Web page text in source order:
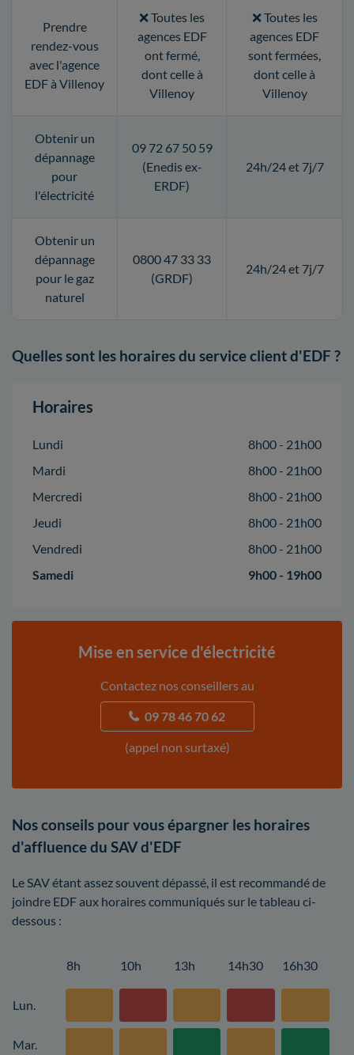
Prendre
rendez-vous
avec l'agence
EDF à Villenoy
❌ Toutes les
agences EDF
ont fermé,
dont celle à
Villenoy
❌ Toutes les
agences EDF
sont fermées,
dont celle à
Villenoy
Obtenir un
dépannage
pour
l'électricité
09 72 67 50 59
(Enedis ex-
ERDF)
24h/24 et 7j/7
Obtenir un
dépannage
pour le gaz
naturel
0800 47 33 33
(GRDF)
24h/24 et 7j/7
Quelles sont les horaires du service client d'EDF ?
Horaires
Lundi
8h00 - 21h00
Mardi
8h00 - 21h00
Mercredi
8h00 - 21h00
Jeudi
8h00 - 21h00
Vendredi
8h00 - 21h00
Samedi
9h00 - 19h00
Mise en service d'électricité
Contactez nos conseillers au
09 78 46 70 62
(appel non surtaxé)
Nos conseils pour vous épargner les horaires
d'affluence du SAV d'EDF
Le SAV étant assez souvent dépassé, il est recommandé de
joindre EDF aux horaires communiqués sur le tableau ci-
dessous :
8h 10h 13h 14h30 16h30
Lun.
Mar.